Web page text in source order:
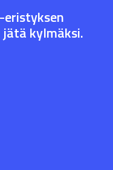
eristyksen
kylmäksi.